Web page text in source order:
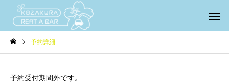
予約詳細
予約受付期間外です。